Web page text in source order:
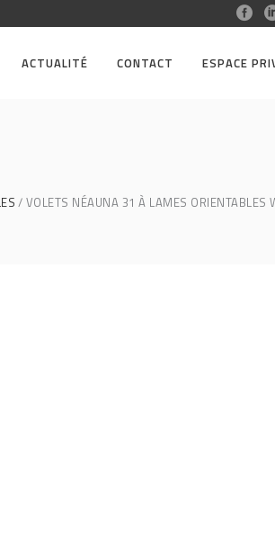
ACTUALITÉ CONTACT ESPACE
VOLETS NÉAUNA 31 À LAMES ORIENTABLES